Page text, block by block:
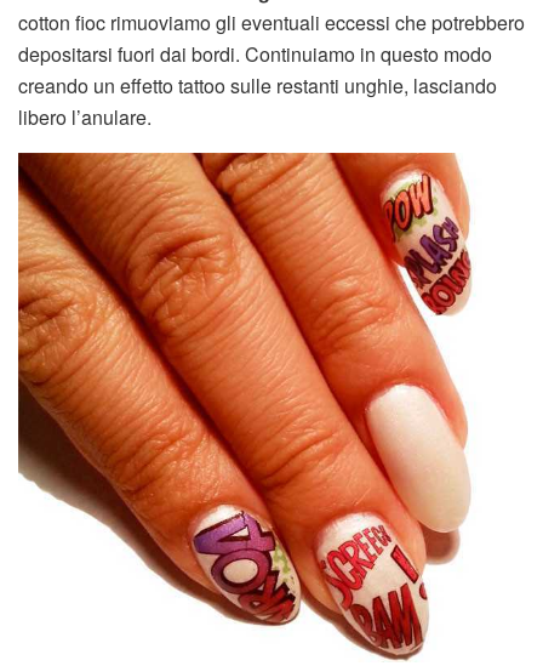
cotton fioc rimuoviamo gli eventuali eccessi che potrebbero
depositarsi fuori dai bordi. Continuiamo in questo modo
creando un effetto tattoo sulle restanti unghie, lasciando
libero l’anulare.